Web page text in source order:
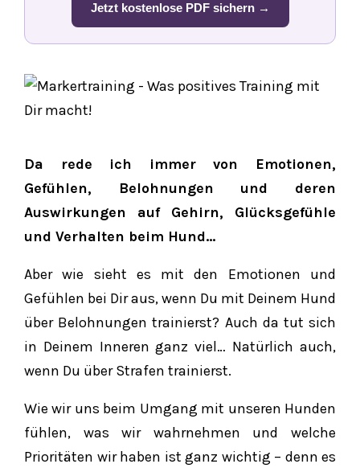
Jetzt kostenlose PDF sichern →
Da rede ich immer von Emotionen,
Gefühlen, Belohnungen und deren
Auswirkungen auf Gehirn, Glücksgefühle
und Verhalten beim Hund…
Aber wie sieht es mit den Emotionen und
Gefühlen bei Dir aus, wenn Du mit Deinem Hund
über Belohnungen trainierst? Auch da tut sich
in Deinem Inneren ganz viel… Natürlich auch,
wenn Du über Strafen trainierst.
Wie wir uns beim Umgang mit unseren Hunden
fühlen, was wir wahrnehmen und welche
Prioritäten wir haben ist ganz wichtig – denn es